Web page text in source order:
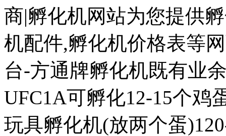
商|孵化机网站为您提供
机配件,孵化机价格表等
台-方通牌孵化机既有业
UFC1A可孵化12-15个鸡
玩具孵化机(放两个蛋